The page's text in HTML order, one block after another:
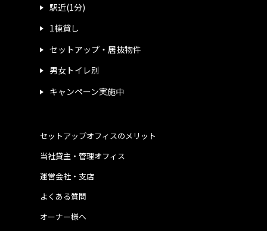
駅近(1分)
1棟貸し
セットアップ・居抜物件
男女トイレ別
キャンペーン実施中
運営会社・支店
よくある質問
当社貸主・管理オフィス
オーナー様へ
セットアップオフィスのメリット